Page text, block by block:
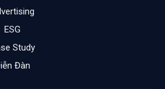
ESG
Study
Đàn